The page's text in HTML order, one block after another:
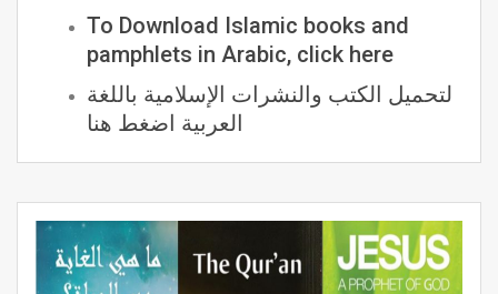
To Download Islamic books and
pamphlets in Arabic, click here
لتحميل الكتب والنشرات الإسلامية باللغة
العربية اضغط هنا